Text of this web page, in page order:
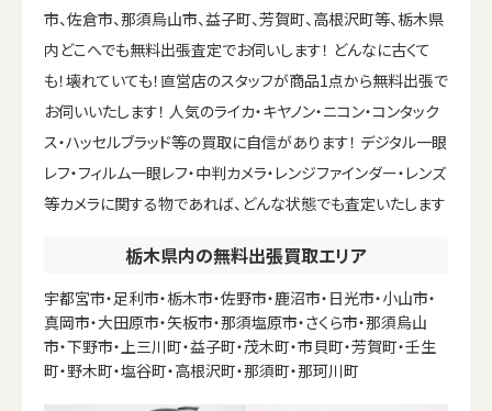
市、佐倉市、那須烏山市、益子町、芳賀町、高根沢町等、栃木県
内どこへでも無料出張査定でお伺いします！ どんなに古くて
も！壊れていても！直営店のスタッフが商品1点から無料出張で
お伺いいたします！ 人気のライカ・キヤノン・ニコン・コンタック
ス・ハッセルブラッド等の買取に自信があります！ デジタル一眼
レフ・フィルム一眼レフ・中判カメラ・レンジファインダー・レンズ
等カメラに関する物であれば、どんな状態でも査定いたします
栃木県内の無料出張買取エリア
宇都宮市・足利市・栃木市・佐野市・鹿沼市・日光市・小山市・
真岡市・大田原市・矢板市・那須塩原市・さくら市・那須烏山
市・下野市・上三川町・益子町・茂木町・市貝町・芳賀町・壬生
町・野木町・塩谷町・高根沢町・那須町・那珂川町